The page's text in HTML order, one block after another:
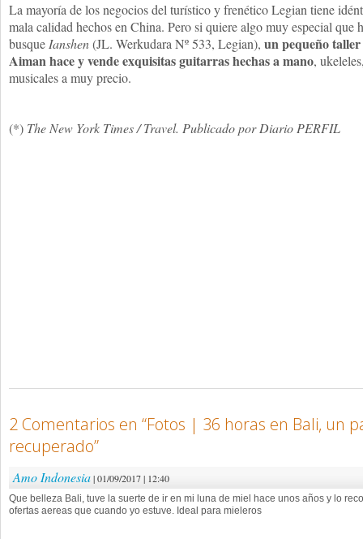
La mayoría de los negocios del turístico y frenético Legian tiene
mala calidad hechos en China. Pero si quiere algo muy especial que
busque Ianshen(JL. Werkudara Nº 533, Legian), un pequeño
Aiman hace y vende exquisitas guitarras hechas a mano,
musicales a muy precio.
(*) The New York Times / Travel. Publicado por Diario PERFIL
2 Comentarios en “Fotos | 36 horas en Bali, un
recuperado”
Amo Indonesia| 01/09/2017 | 12:40
Que belleza Bali, tuve la suerte de ir en mi luna de miel hace unos años y lo
ofertas aereas que cuando yo estuve. Ideal para mieleros